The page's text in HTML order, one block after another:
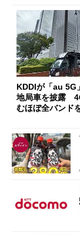
KDDIが「au 5G
地局車を披露
むほぼ全バンド